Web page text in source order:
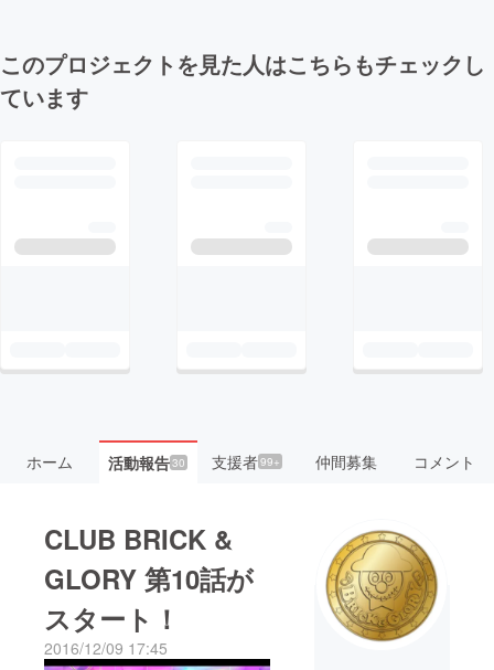
このプロジェクトを見た人はこちらもチェックし
ています
ホーム 活動報告30 支援者99+ 仲間募集 コメント
CLUB BRICK &
GLORY 第10話が
スタート！
2016/12/09 17:45